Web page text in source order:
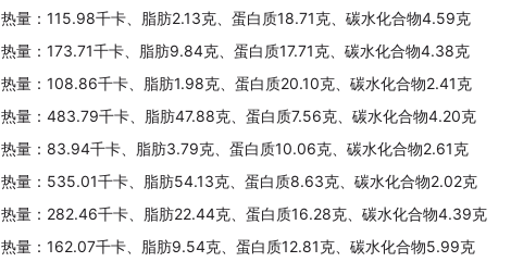
热量：115.98千卡、脂肪2.13克、蛋白质18.71克、碳水化合物4.59克
热量：173.71千卡、脂肪9.84克、蛋白质17.71克、碳水化合物4.38克
热量：108.86千卡、脂肪1.98克、蛋白质20.10克、碳水化合物2.41克
热量：483.79千卡、脂肪47.88克、蛋白质7.56克、碳水化合物4.20克
热量：83.94千卡、脂肪3.79克、蛋白质10.06克、碳水化合物2.61克
热量：535.01千卡、脂肪54.13克、蛋白质8.63克、碳水化合物2.02克
热量：282.46千卡、脂肪22.44克、蛋白质16.28克、碳水化合物4.39克
热量：162.07千卡、脂肪9.54克、蛋白质12.81克、碳水化合物5.99克